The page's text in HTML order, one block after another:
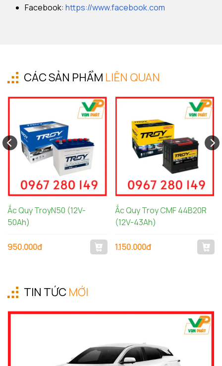
Facebook: https://www.facebook.com
CÁC SẢN PHẨM LIÊN QUAN
Ắc Quy TroyN50 (12V-
50Ah)
950.000đ
Ắc Quy Troy CMF 44B20R
(12V-43Ah)
1.150.000đ
TIN TỨC MỚI